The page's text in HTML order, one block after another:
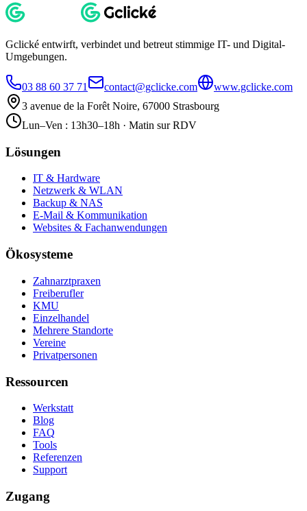
Gclické entwirft, verbindet und betreut stimmige IT- und Digital-
Umgebungen.
03 88 60 37 71 contact@gclicke.com
www.gclicke.com
3 avenue de la Forêt Noire, 67000 Strasbourg
Lun–Ven : 13h30–18h · Matin sur RDV
Lösungen
IT & Hardware
Netzwerk & WLAN
Backup & NAS
E-Mail & Kommunikation
Websites & Fachanwendungen
Ökosysteme
Zahnarztpraxen
Freiberufler
KMU
Einzelhandel
Mehrere Standorte
Vereine
Privatpersonen
Ressourcen
Werkstatt
Blog
FAQ
Tools
Referenzen
Support
Zugang